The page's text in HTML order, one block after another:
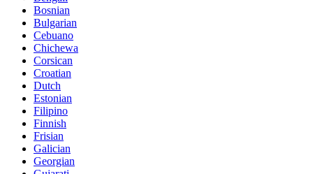
Bosnian
Bulgarian
Cebuano
Chichewa
Corsican
Croatian
Dutch
Estonian
Filipino
Finnish
Frisian
Galician
Georgian